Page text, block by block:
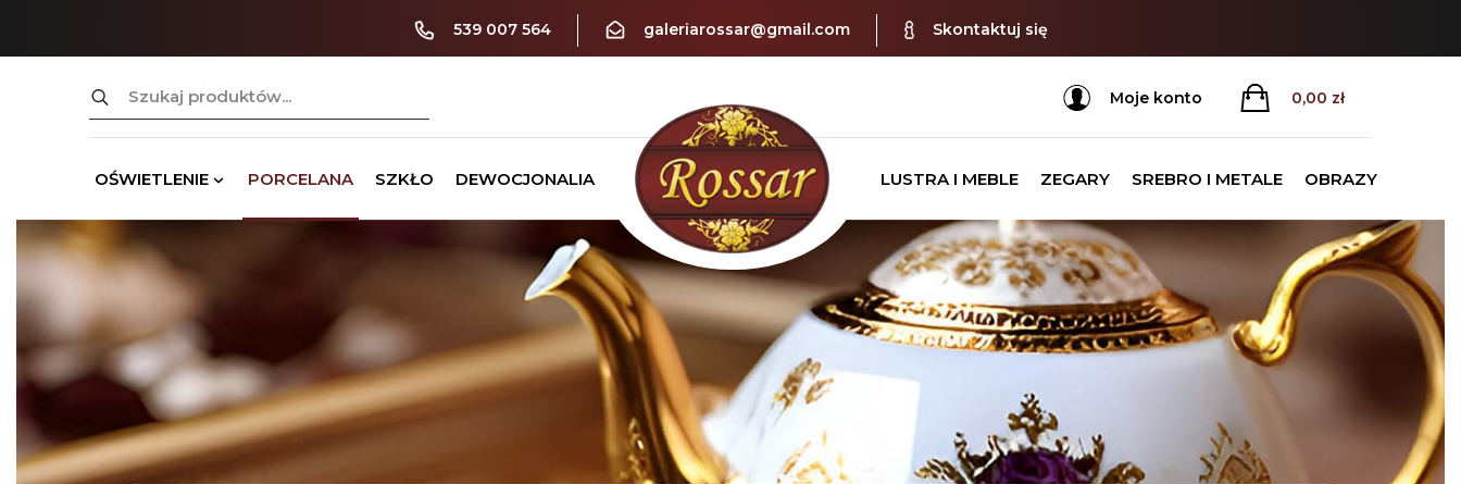
539 007 564 galeriarossar@gmail.com Skontaktuj się
Szukaj: Moje konto 0,00 zł
OŚWIETLENIE PORCELANA SZKŁO DEWOCJONALIA LUSTRA I MEBLE ZEGARY SREBRO I METALE OBRAZY